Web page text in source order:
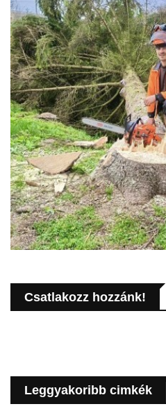
Csatlakozz hozzánk!
Leggyakoribb cimkék